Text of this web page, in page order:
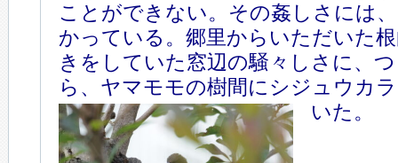
ことができない。その姦しさには
かっている。郷里からいただいた
きをしていた窓辺の騒々しさに、
ら、ヤマモモの樹間にシジュウカ
いた。